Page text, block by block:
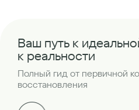
Ваш путь к
к реальности
Полный гид от первичной
восстановления